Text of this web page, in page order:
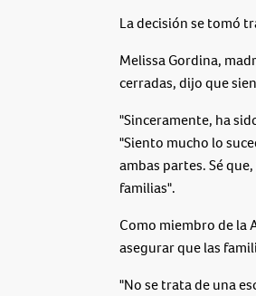
La decisión se tomó
Melissa Gordina,
cerradas, dijo que
"Sinceramente, ha
"Siento mucho lo
ambas partes. Sé
familias".
Como miembro de la
asegurar que las
"No se trata de una